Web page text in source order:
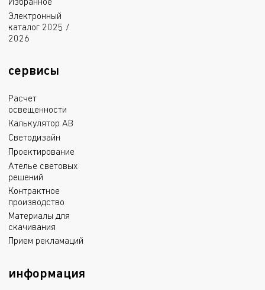
Избранное
Электронный
каталог 2025 /
2026
сервисы
Расчет
освещенности
Калькулятор АВ
Светодизайн
Проектирование
Ателье световых
решений
Контрактное
производство
Материалы для
скачивания
Прием рекламаций
информация